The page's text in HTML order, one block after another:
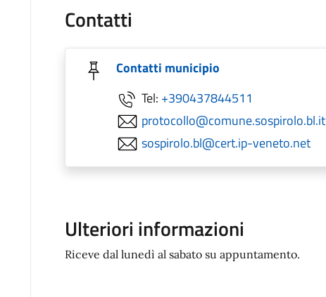
Contatti
Contatti municipio
Tel: +390437844511
protocollo@comune.sospirolo.bl.it
sospirolo.bl@cert.ip-veneto.net
Ulteriori informazioni
Riceve dal lunedì al sabato su appuntamento.